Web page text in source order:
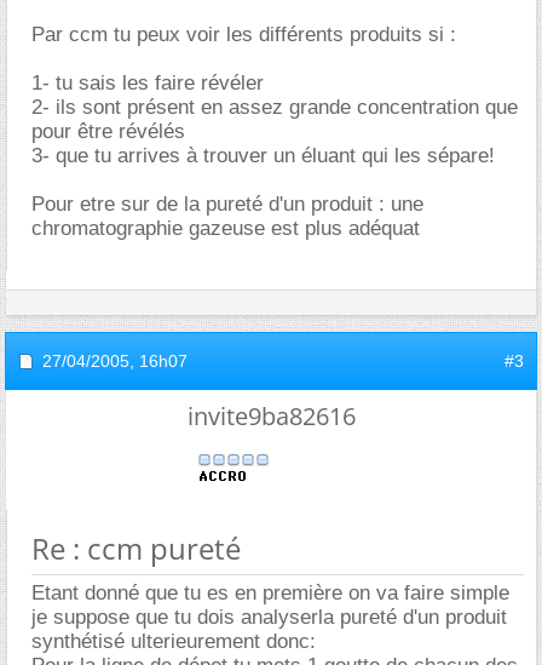
Par ccm tu peux voir les différents produits si :
1- tu sais les faire révéler
2- ils sont présent en assez grande concentration que
pour être révélés
3- que tu arrives à trouver un éluant qui les sépare!
Pour etre sur de la pureté d'un produit : une
chromatographie gazeuse est plus adéquat
27/04/2005, 16h07 #3
invite9ba82616
Re : ccm pureté
Etant donné que tu es en première on va faire simple
je suppose que tu dois analyserla pureté d'un produit
synthétisé ulterieurement donc: